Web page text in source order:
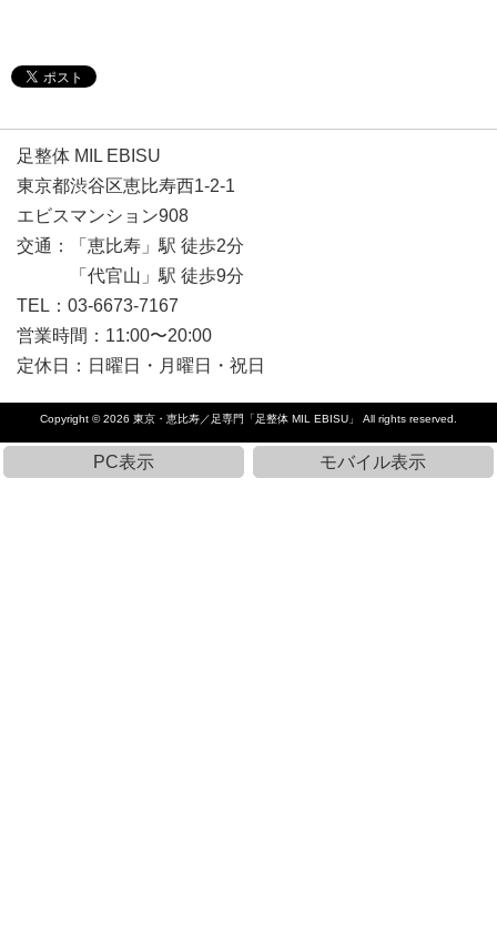
足整体 MIL EBISU
東京都渋谷区恵比寿西1-2-1
エビスマンション908
交通：「恵比寿」駅 徒歩2分
「代官山」駅 徒歩9分
TEL：03-6673-7167
営業時間：11:00〜20:00
定休日：日曜日・月曜日・祝日
Copyright © 2026 東京・恵比寿／足専門「足整体 MIL EBISU」 All rights reserved.
PC表示 モバイル表示